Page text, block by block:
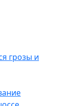
грозы и